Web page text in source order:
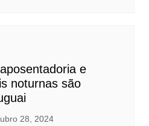
e
noturnas são
28, 2024